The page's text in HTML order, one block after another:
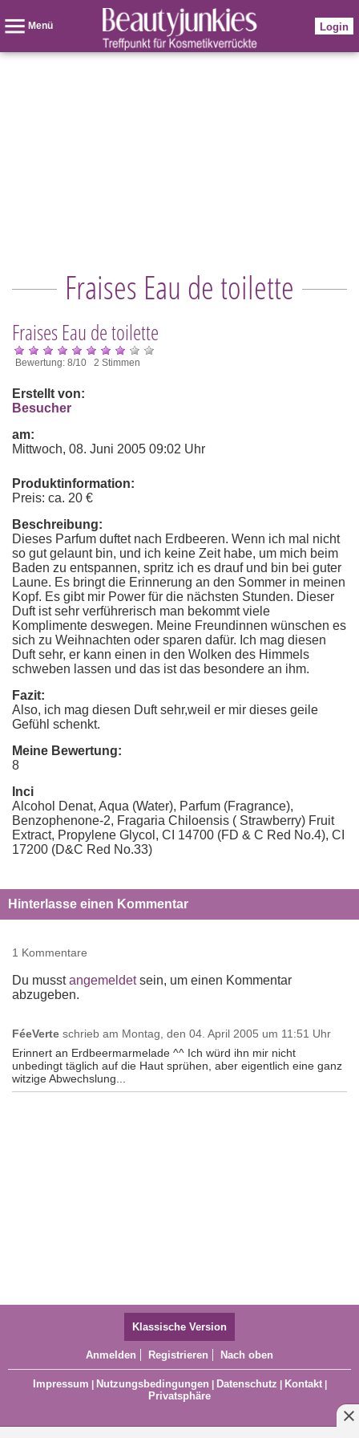
Menü Login
Fraises Eau de toilette
Fraises Eau de toilette
Bewertung: 8/10 2 Stimmen
Erstellt von:
Besucher
am:
Mittwoch, 08. Juni 2005 09:02 Uhr
Produktinformation:
Preis: ca. 20 €
Beschreibung:
Dieses Parfum duftet nach Erdbeeren. Wenn ich mal nicht
so gut gelaunt bin, und ich keine Zeit habe, um mich beim
Baden zu entspannen, spritz ich es drauf und bin bei guter
Laune. Es bringt die Erinnerung an den Sommer in meinen
Kopf. Es gibt mir Power für die nächsten Stunden. Dieser
Duft ist sehr verführerisch man bekommt viele
Komplimente deswegen. Meine Freundinnen wünschen es
sich zu Weihnachten oder sparen dafür. Ich mag diesen
Duft sehr, er kann einen in den Wolken des Himmels
schweben lassen und das ist das besondere an ihm.
Fazit:
Also, ich mag diesen Duft sehr,weil er mir dieses geile
Gefühl schenkt.
Meine Bewertung:
8
Inci
Alcohol Denat, Aqua (Water), Parfum (Fragrance),
Benzophenone-2, Fragaria Chiloensis ( Strawberry) Fruit
Extract, Propylene Glycol, CI 14700 (FD & C Red No.4), CI
17200 (D&C Red No.33)
Hinterlasse einen Kommentar
1 Kommentare
Du musstangemeldetsein, um einen Kommentar
abzugeben.
FéeVerte schrieb am Montag, den 04. April 2005 um 11:51 Uhr
Erinnert an Erdbeermarmelade ^^ Ich würd ihn mir nicht
unbedingt täglich auf die Haut sprühen, aber eigentlich eine ganz
witzige Abwechslung...
Klassische Version
Anmelden Registrieren Nach oben
Impressum Nutzungsbedingungen Datenschutz Kontakt|
Privatsphäre